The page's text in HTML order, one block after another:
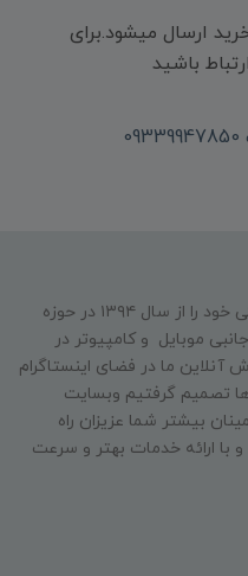
از خرید ارسال میشود.برای
باشید
فروشگاه عصر دیجیتال فعالیت فیزیکی خود را از سال ۱۳۹۴ در حوزه
موبایل و کامپیوتر در
ما در فضای اینستاگرام
تصمیم گرفتیم وبسایت
بیشتر شما عزیزان راه
با ارائه خدمات بهتر و سرعت